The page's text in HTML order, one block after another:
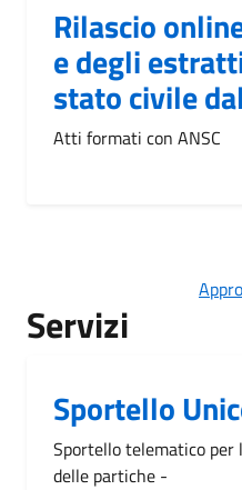
Rilascio
e degli
stato civile
Atti formati con ANSC
Servizi
Sportello
Sportello telematico per
delle partiche -